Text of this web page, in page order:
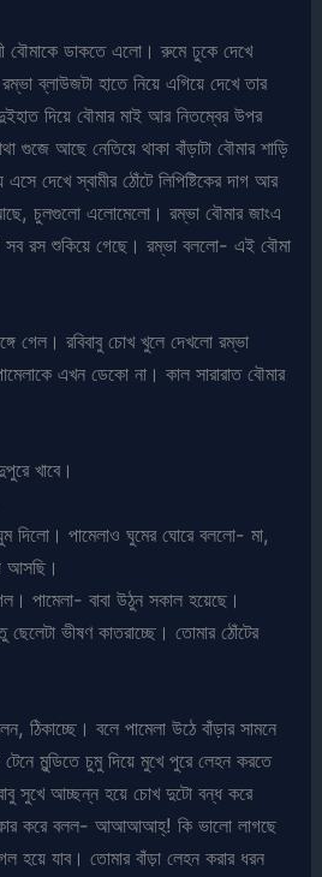
বৌমাকে ডাকতে এলো। রুমে ঢুকে দেখে
ব্লাউজটা হাতে নিয়ে এগিয়ে দেখে তার
দিয়ে বৌমার মাই আর নিতম্বের উপর
গুজে আছে নেতিয়ে থাকা বাঁড়াটা বৌমার শাড়ি
দেখে স্বামীর ঠোঁটে লিপিষ্টিকের দাগ আর
চুলগুলো এলোমেলো। রম্ভা বৌমার জাংএ
সব রস শুকিয়ে গেছে। রম্ভা বললো- এই বৌমা
গেল। রবিবাবু চোখ খুলে দেখলো রম্ভা
এখন ডেকো না। কাল সারারাত বৌমার
খাবে।
দিলো। পামেলাও ঘুমের ঘোরে বললো- মা,
আসছি।
পামেলা- বাবা উঠুন সকাল হয়েছে।
ভীষণ কাতরাচ্ছে। তোমার ঠোঁটের
ঠিকাচ্ছে। বলে পামেলা উঠে বাঁড়ার সামনে
মুন্ডিতে চুমু দিয়ে মুখে পুরে লেহন করতে
সুখে আচ্ছন্ন হয়ে চোখ দুটো বন্ধ করে
করে বলল- আআআআহ্! কি ভালো লাগছে
হয়ে যাব। তোমার বাঁড়া লেহন করার ধরন